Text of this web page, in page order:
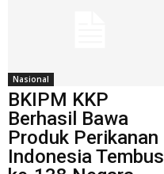
Nasional
BKIPM KKP
Berhasil Bawa
Produk Perikanan
Indonesia Tembus